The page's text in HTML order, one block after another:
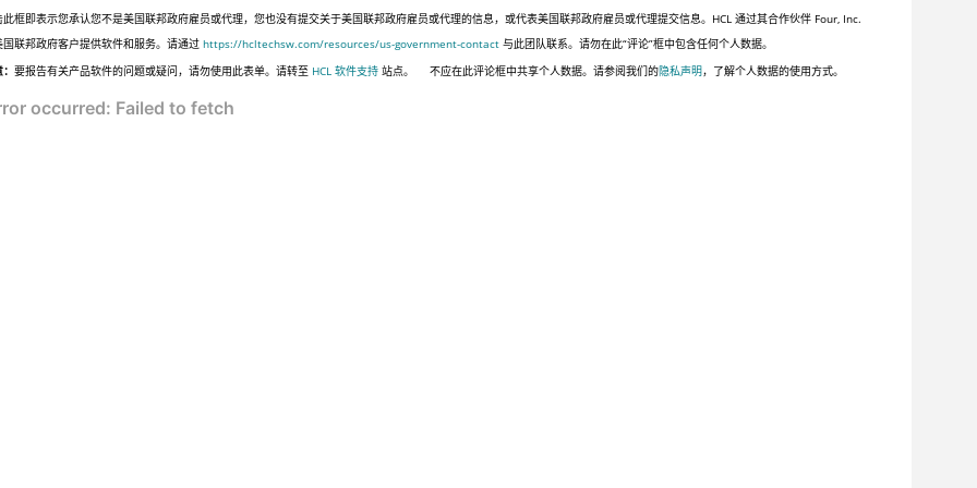
此框即表示您承认您不是美国联邦政府雇员或代理，您也没有提交关于美国联邦政府雇员或代理的信息，或代表美国联邦政府雇员或代理提交信息。HCL 通过其合作伙伴 Four, Inc.
国联邦政府客户提供软件和服务。请通过https://hcltechsw.com/resources/us-government-contact 与此团队联系。请勿在此“评论”框中包含任何个人数据。
：要报告有关产品软件的问题或疑问，请勿使用此表单。请转至 HCL 软件支持 站点。 不应在此评论框中共享个人数据。请参阅我们的隐私声明，了解个人数据的使用方式。